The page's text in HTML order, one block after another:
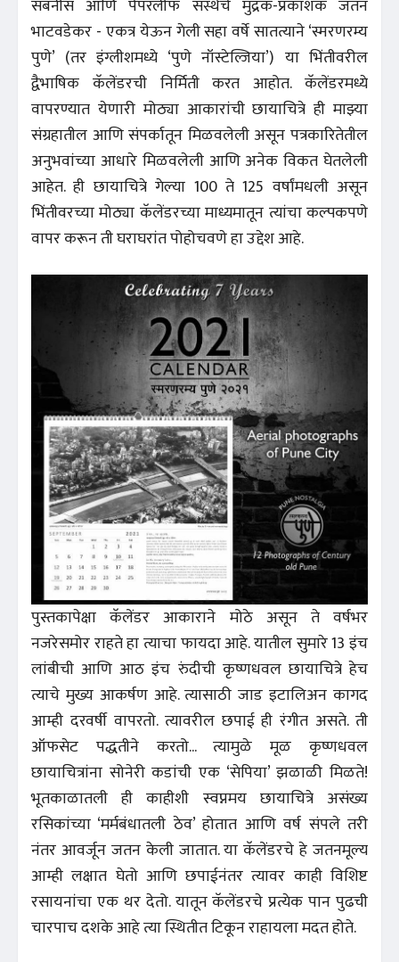
सबनीस आणि पेपरलीफ संस्थेचे मुद्रक-प्रकाशक जतन
भाटवडेकर - एकत्र येऊन गेली सहा वर्षे सातत्याने ‘स्मरणरम्य
पुणे’ (तर इंग्लीशमध्ये ‘पुणे नॉस्टेल्जिया’) या भिंतीवरील
द्वैभाषिक कॅलेंडरची निर्मिती करत आहोत. कॅलेंडरमध्ये
वापरण्यात येणारी मोठ्या आकारांची छायाचित्रे ही माझ्या
संग्रहातील आणि संपर्कातून मिळवलेली असून पत्रकारितेतील
अनुभवांच्या आधारे मिळवलेली आणि अनेक विकत घेतलेली
आहेत. ही छायाचित्रे गेल्या 100 ते 125 वर्षांमधली असून
भिंतीवरच्या मोठ्या कॅलेंडरच्या माध्यमातून त्यांचा कल्पकपणे
वापर करून ती घराघरांत पोहोचवणे हा उद्देश आहे.
पुस्तकापेक्षा कॅलेंडर आकाराने मोठे असून ते वर्षभर
नजरेसमोर राहते हा त्याचा फायदा आहे. यातील सुमारे 13 इंच
लांबीची आणि आठ इंच रुंदीची कृष्णधवल छायाचित्रे हेच
त्याचे मुख्य आकर्षण आहे. त्यासाठी जाड इटालिअन कागद
आम्ही दरवर्षी वापरतो. त्यावरील छपाई ही रंगीत असते. ती
ऑफसेट पद्धतीने करतो... त्यामुळे मूळ कृष्णधवल
छायाचित्रांना सोनेरी कडांची एक ‘सेपिया’ झळाळी मिळते!
भूतकाळातली ही काहीशी स्वप्नमय छायाचित्रे असंख्य
रसिकांच्या ‘मर्मबंधातली ठेव’ होतात आणि वर्ष संपले तरी
नंतर आवर्जून जतन केली जातात. या कॅलेंडरचे हे जतनमूल्य
आम्ही लक्षात घेतो आणि छपाईनंतर त्यावर काही विशिष्ट
रसायनांचा एक थर देतो. यातून कॅलेंडरचे प्रत्येक पान पुढची
चारपाच दशके आहे त्या स्थितीत टिकून राहायला मदत होते.